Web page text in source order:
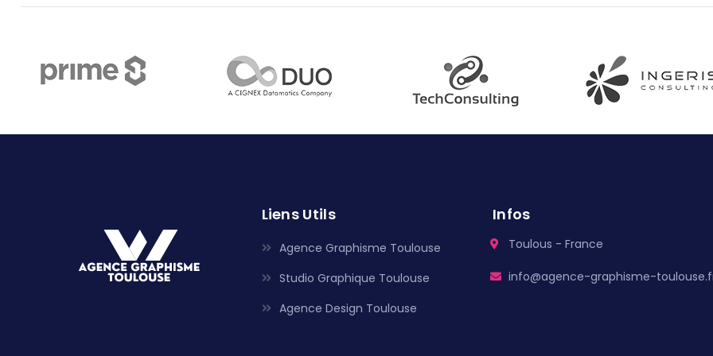
Liens Utils
Agence Graphisme Toulouse
Studio Graphique Toulouse
Agence Design Toulouse
Infos
Toulous - France
info@agence-graphisme-